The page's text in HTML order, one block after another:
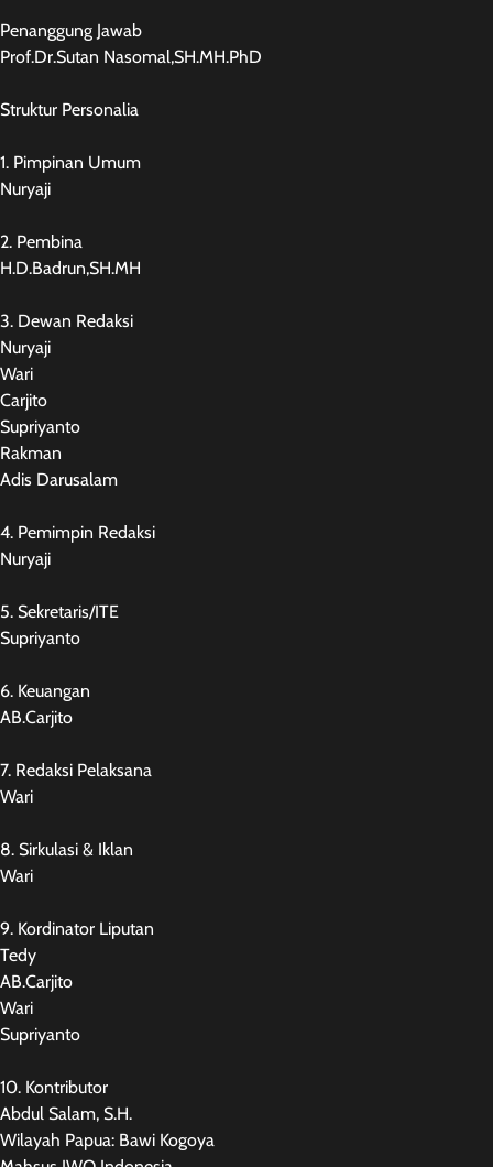
Penanggung Jawab
Prof.Dr.Sutan Nasomal,SH.MH.PhD
Struktur Personalia
1. Pimpinan Umum
Nuryaji
2. Pembina
H.D.Badrun,SH.MH
3. Dewan Redaksi
Nuryaji
Wari
Carjito
Supriyanto
Rakman
Adis Darusalam
4. Pemimpin Redaksi
Nuryaji
5. Sekretaris/ITE
Supriyanto
6. Keuangan
AB.Carjito
7. Redaksi Pelaksana
Wari
8. Sirkulasi & Iklan
Wari
9. Kordinator Liputan
Tedy
AB.Carjito
Wari
Supriyanto
10. Kontributor
Abdul Salam, S.H.
Wilayah Papua: Bawi Kogoya